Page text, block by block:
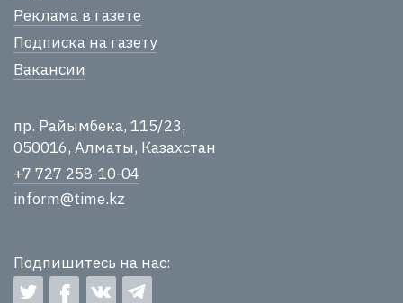
Реклама в газете
Подписка на газету
Вакансии
пр. Райымбека, 115/23,
050016, Алматы, Казахстан
+7 727 258-10-04
inform@time.kz
Подпишитесь на нас: